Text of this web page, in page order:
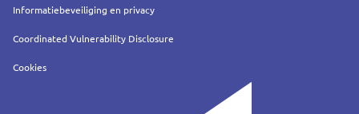
Informatiebeveiliging en privacy
Coordinated Vulnerability Disclosure
Cookies